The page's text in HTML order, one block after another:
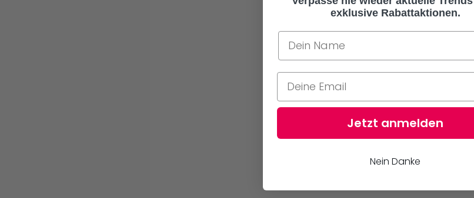
exklusive Rabattaktionen.
Jetzt anmelden
Nein Danke